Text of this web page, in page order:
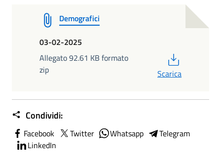
Demografici
03-02-2025
Allegato 92.61 KB formato
zip
Scarica
Condividi:
Facebook Twitter Whatsapp
Telegram
LinkedIn